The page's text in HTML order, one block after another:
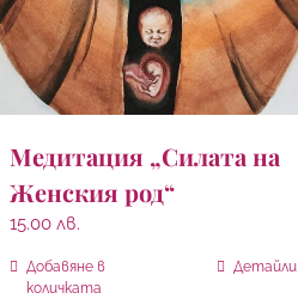
Медитация „Силата на
Женския род“
15.00 лв.
Добавяне в
количката
Детайли